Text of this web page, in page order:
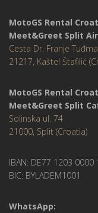
MotoGS Rental
Meet&Greet Split
Cesta Dr. Franje
21217, Kaštel Štafilić
MotoGS Rental
Meet&Greet Split
Solinska ul. 74
21000, Split (Croatia)
IBAN: DE77 1203
BIC: BYLADEM1001
WhatsApp: